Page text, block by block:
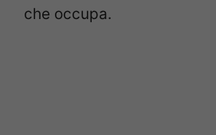
che occupa.